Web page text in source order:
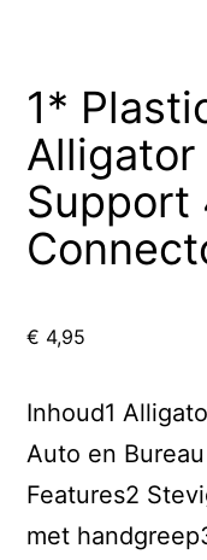
1*
Alligator
Support
€ 4,95
Inhoud1
Auto en
Features2
met